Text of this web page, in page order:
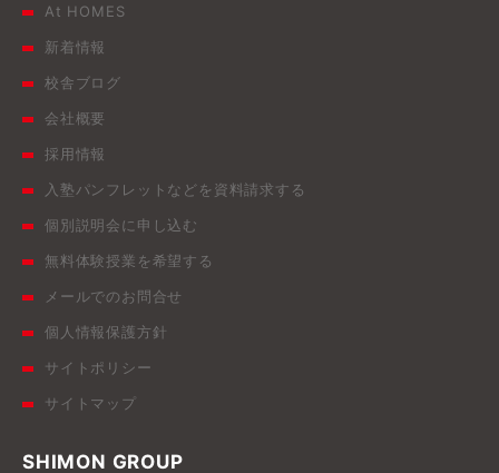
At HOMES
新着情報
校舎ブログ
会社概要
採用情報
入塾パンフレットなどを資料請求する
個別説明会に申し込む
無料体験授業を希望する
メールでのお問合せ
個人情報保護方針
サイトポリシー
サイトマップ
SHIMON GROUP